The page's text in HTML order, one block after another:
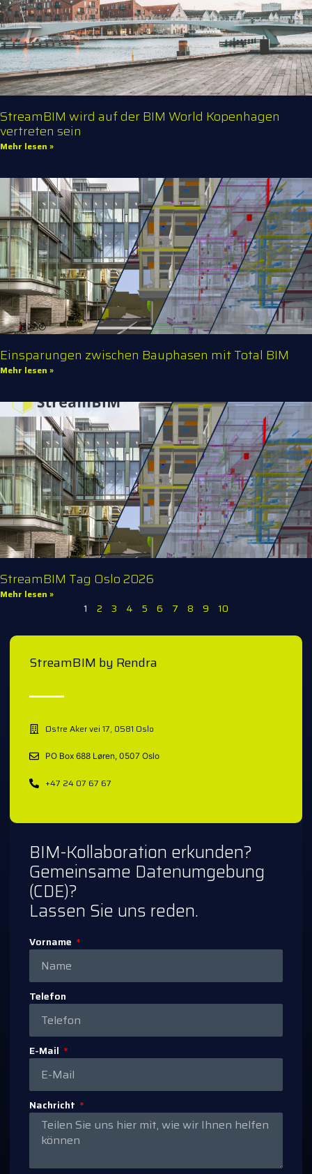
StreamBIM wird auf der BIM World Kopenhagen
vertreten sein
Mehr lesen »
Einsparungen zwischen Bauphasen mit Total BIM
Mehr lesen »
StreamBIM Tag Oslo 2026
Mehr lesen »
1 2 3 4 5 6 7 8 9 10
StreamBIM by Rendra
Østre Aker vei 17, 0581 Oslo
PO Box 688 Løren, 0507 Oslo
+47 24 07 67 67
BIM-Kollaboration erkunden?
Gemeinsame Datenumgebung
(CDE)?
Lassen Sie uns reden.
Vorname
Telefon
E-Mail
Nachricht